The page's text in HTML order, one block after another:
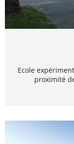
Ecole
proximité